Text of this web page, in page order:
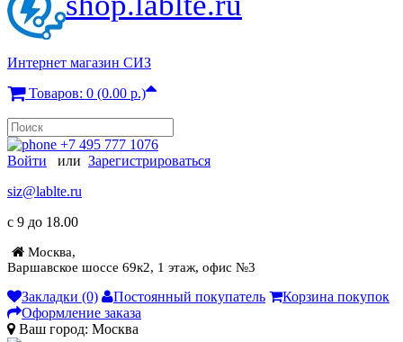
Интернет магазин СИЗ
Товаров: 0 (0.00 р.)
+7 495 777 1076
Войти или Зарегистрироваться
siz@lablte.ru
c 9 до 18.00
Москва,
Варшавское шоссе 69к2, 1 этаж, офис №3
Закладки (0) Постоянный покупатель
Корзина покупок
Оформление заказа
Ваш город: Москва